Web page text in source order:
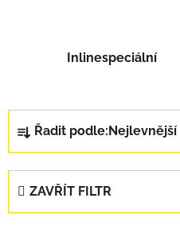
Inlinespeciální
Řazení produktů
Řadit podle: Nejlevnější
ZAVŘÍT FILTR